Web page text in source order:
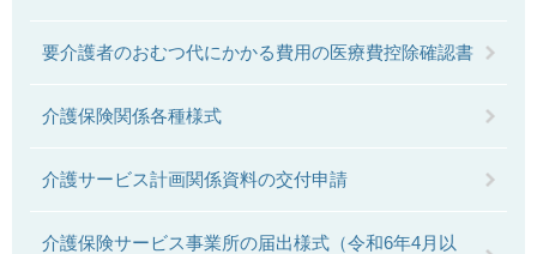
要介護者のおむつ代にかかる費用の医療費控除確認書
介護保険関係各種様式
介護サービス計画関係資料の交付申請
介護保険サービス事業所の届出様式（令和6年4月以